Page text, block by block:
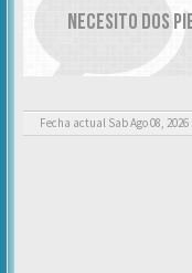
NECESITO DOS
Fecha actual Sab Ago 08, 2026